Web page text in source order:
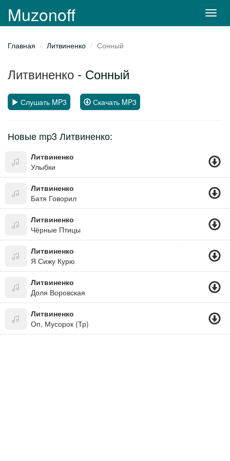
Muzonoff
Главная Литвиненко Сонный
Литвиненко - Сонный
Слушать MP3 Скачать MP3
Новые mp3 Литвиненко:
Литвиненко
Улыбки
Литвиненко
Батя Говорил
Литвиненко
Чёрные Птицы
Литвиненко
Я Сижу Курю
Литвиненко
Доля Воровская
Литвиненко
Оп, Мусорок (Тр)